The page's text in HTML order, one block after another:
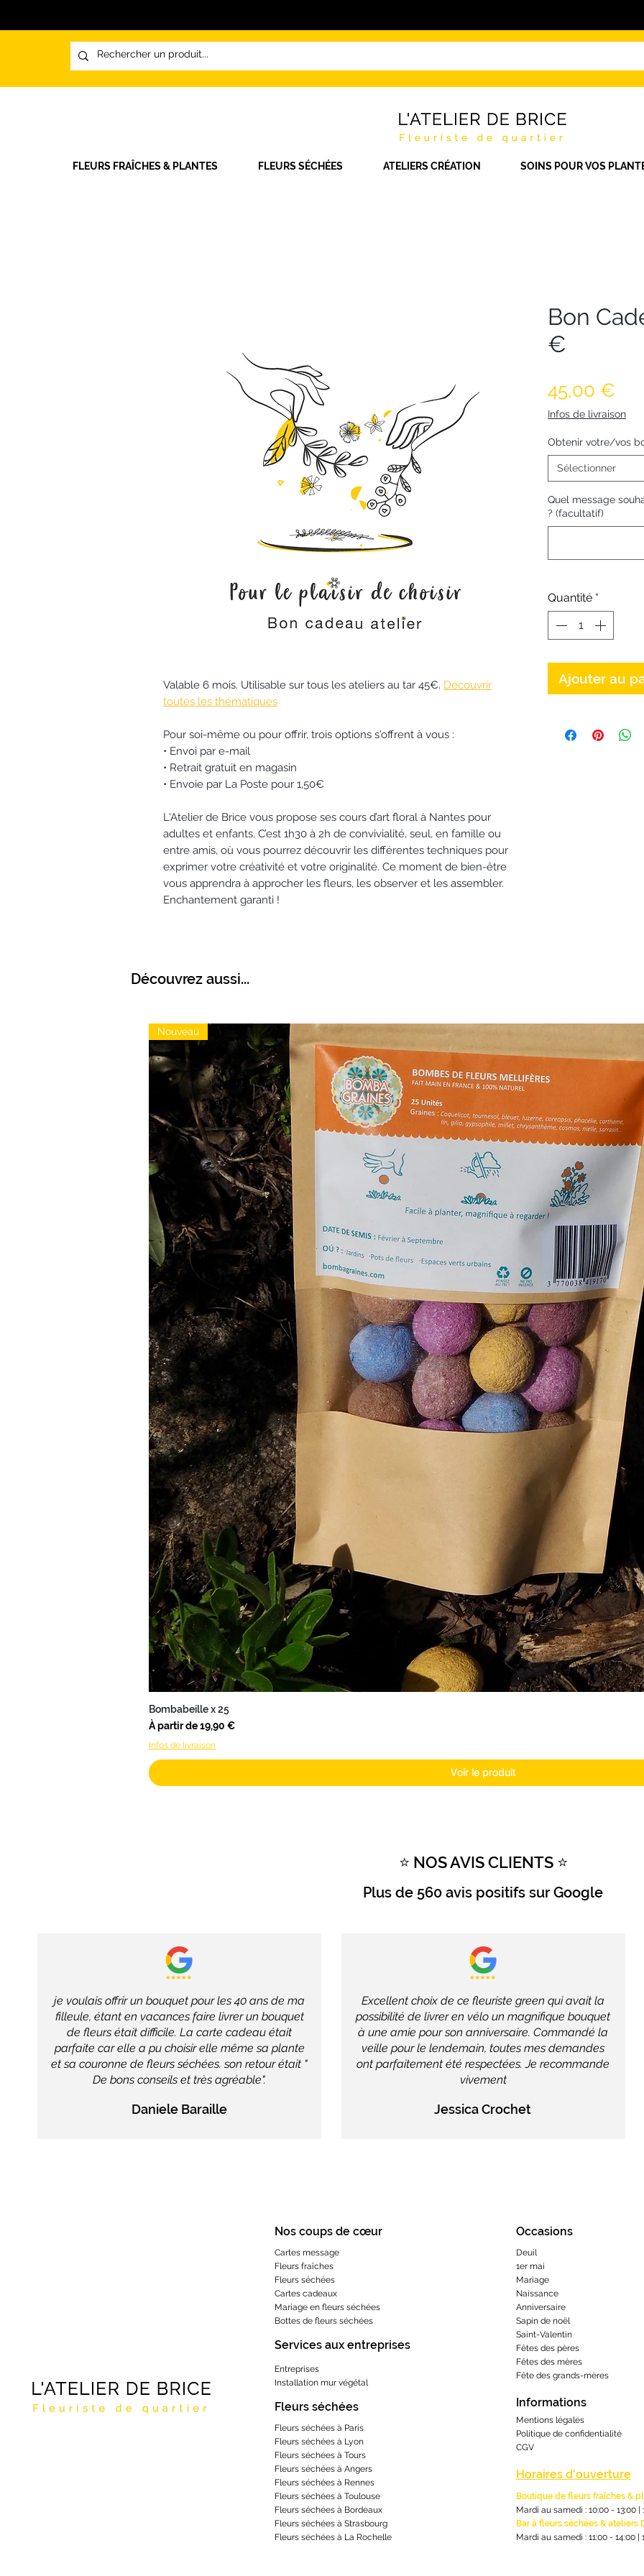
FLEURS FRAÎCHES & PLANTES FLEURS SÉCHÉES ATELIERS CRÉATION SOINS POUR VOS
Valable 6 mois. Utilisable sur tous les ateliers au tar 45€. Découvrir
toutes les thématiques
Pour soi-même ou pour offrir, trois options s'offrent à vous :
• Envoi par e-mail
• Retrait gratuit en magasin
• Envoie par La Poste pour 1,50€
L'Atelier de Brice vous propose ses cours d’art floral à Nantes pour
adultes et enfants. C’est 1h30 à 2h de convivialité, seul, en famille ou
entre amis, où vous pourrez découvrir les différentes techniques pour
exprimer votre créativité et votre originalité. Ce moment de bien-être
vous apprendra à approcher les fleurs, les observer et les assembler.
Enchantement garanti !
Bon
€
45,00 €
Infos de livraison
Obtenir votre/vos
Sélectionner
Quel message
? (facultatif)
Quantité *
Ajouter au
Découvrez aussi...
Nouveau
Bombabeille x 25
À partir de19,90 €
Prix promotionnel
Infos de livraison
Voir le produit
⭐ NOS AVIS CLIENTS ⭐
Plus de560 avis positifssur Google
je voulais offrir un bouquet pour les 40 ans de ma
filleule, étant en vacances faire livrer un bouquet
de fleurs était difficile. La carte cadeau était
parfaite car elle a pu choisir elle même sa plante
et sa couronne de fleurs séchées. son retour était "
De bons conseils et très agréable".
Daniele Baraille
Excellent choix de ce fleuriste green qui avait la
possibilité de livrer en vélo un magnifique bouquet
à une amie pour son anniversaire. Commandé la
veille pour le lendemain, toutes mes demandes
ont parfaitement été respectées. Je recommande
vivement
Jessica Crochet
Nos coups de cœur
Cartes message
Fleurs fraîches
Fleurs séchées
Cartes cadeaux
Mariage en fleurs séchées
Bottes de fleurs séchées
Services aux entreprises
Entreprises
Installation mur végétal
Fleurs séchées
Fleurs séchées à Paris
Fleurs séchées à Lyon
Fleurs séchées à Tours
Fleurs séchées à Angers
Fleurs séchées à Rennes
Fleurs séchées à Toulouse
Fleurs séchées à Bordeaux
Fleurs séchées à Strasbourg
Fleurs séchées à La Rochelle
Occasions
Deuil
1er mai
Mariage
Naissance
Anniversaire
Sapin de noël
Saint-Valentin
Fêtes des pères
Fêtes des mères
​Fête des grands-mères
Informations
Mentions légales
Politique de confidentialité
CGV
Horaires d'ouverture
Boutique de fleurs fraîches &
Mardi au samedi : 10:00 - 13:00
Bar à fleurs séchées & ateliers
Mardi au samedi : 11:00 - 14:00